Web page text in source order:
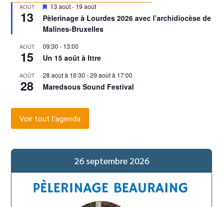
AOÛT
13
Mis
en
avant
13 août- 19 août
Pèlerinage à Lourdes 2026 avec l’archidiocèse de
Malines-Bruxelles
AOÛT
15
09:30 - 13:00
Un 15 août à Ittre
AOÛT
28
28 août à 16:30 -29 août à 17:00
Maredsous Sound Festival
Voir tout l'agenda
26 septembre 2026